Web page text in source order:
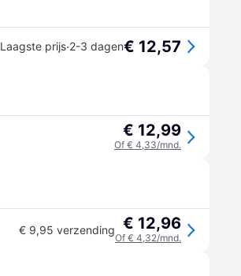
Laagste prijs·2-3 dagen€ 12,57
€ 12,99
Of € 4,33/mnd.
€ 9,95 verzending € 12,96
Of € 4,32/mnd.